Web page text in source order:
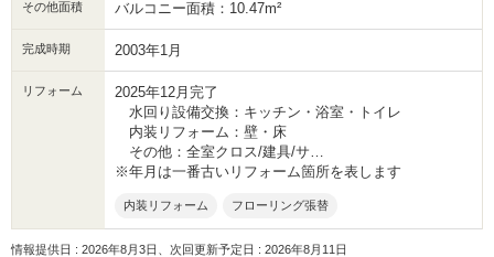
その他面積 バルコニー面積：10.47m²
完成時期 2003年1月
リフォーム
2025年12月完了
水回り設備交換：キッチン・浴室・トイレ
内装リフォーム：壁・床
その他：全室クロス/建具/サ…
※年月は一番古いリフォーム箇所を表します
内装リフォーム フローリング張替
情報提供日 : 2026年8月3日、次回更新予定日 : 2026年8月11日